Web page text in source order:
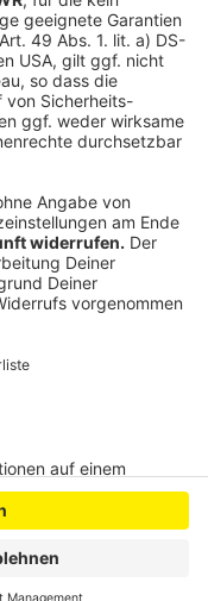
Leverkusen
Löwen